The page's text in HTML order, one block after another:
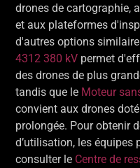
drones de cartographie,
et aux plateformes
d'autres options
4312 380 kV permet
des drones de plus
tandis que le Moteur
convient aux drones
prolongée. Pour obtenir
d’utilisation, les équipes
consulter le Centre de